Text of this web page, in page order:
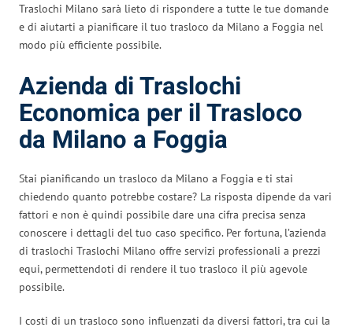
Traslochi Milano sarà lieto di rispondere a tutte le tue domande
e di aiutarti a pianificare il tuo trasloco da Milano a Foggia nel
modo più efficiente possibile.
Azienda di Traslochi
Economica per il Trasloco
da Milano a Foggia
Stai pianificando un trasloco da Milano a Foggia e ti stai
chiedendo quanto potrebbe costare? La risposta dipende da vari
fattori e non è quindi possibile dare una cifra precisa senza
conoscere i dettagli del tuo caso specifico. Per fortuna, l’azienda
di traslochi Traslochi Milano offre servizi professionali a prezzi
equi, permettendoti di rendere il tuo trasloco il più agevole
possibile.
I costi di un trasloco sono influenzati da diversi fattori, tra cui la